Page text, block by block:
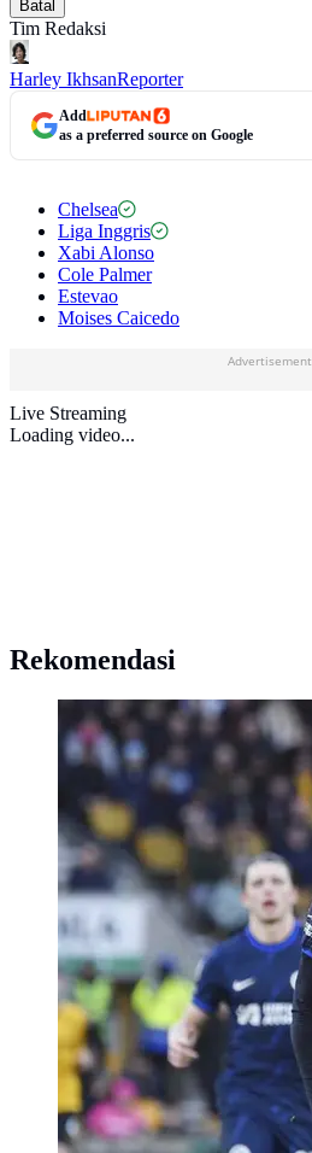
Batal
Tim Redaksi
Harley IkhsanReporter
Add
as a preferred source on Google
Chelsea
Liga Inggris
Xabi Alonso
Cole Palmer
Estevao
Moises Caicedo
Advertisement
Live Streaming
Loading video...
Rekomendasi